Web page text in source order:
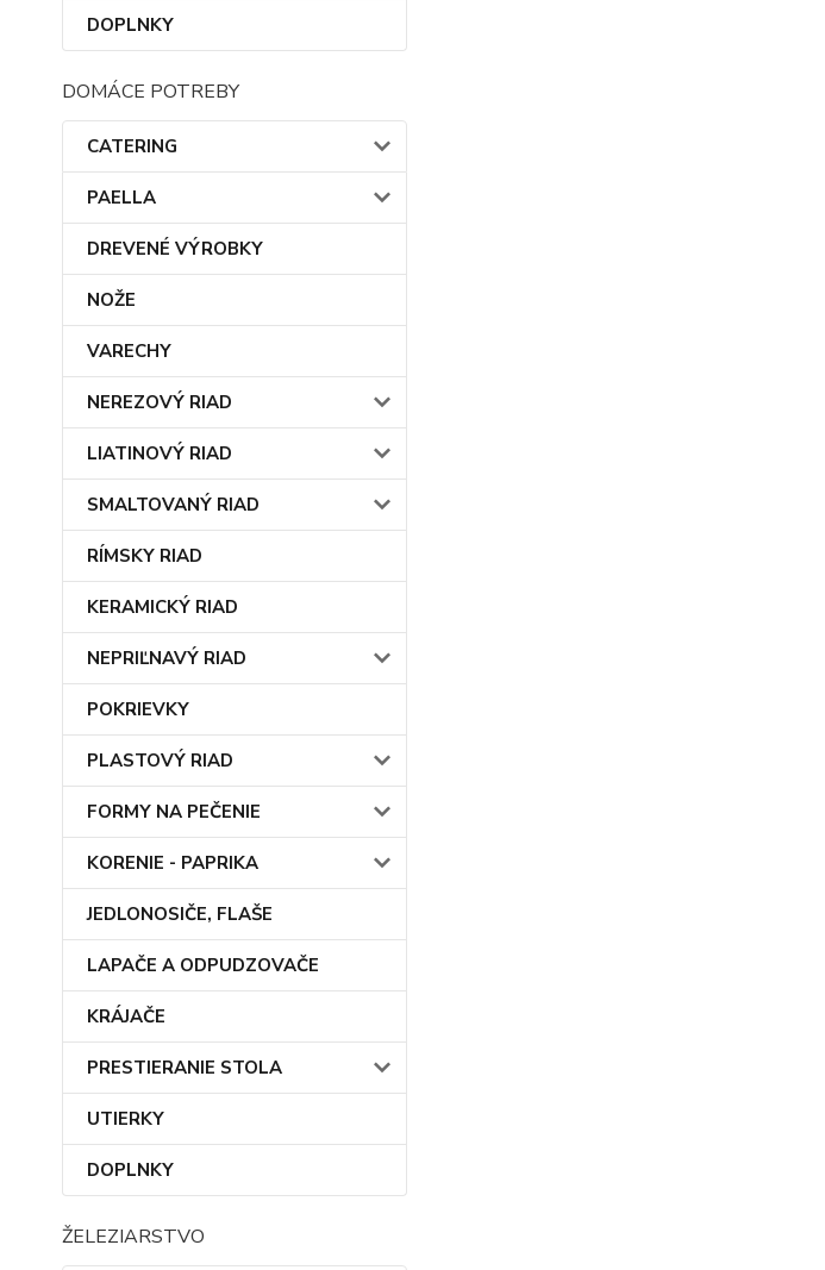
DOPLNKY
DOMÁCE POTREBY
CATERING
PAELLA
DREVENÉ VÝROBKY
NOŽE
VARECHY
NEREZOVÝ RIAD
LIATINOVÝ RIAD
SMALTOVANÝ RIAD
RÍMSKY RIAD
KERAMICKÝ RIAD
NEPRIĽNAVÝ RIAD
POKRIEVKY
PLASTOVÝ RIAD
FORMY NA PEČENIE
KORENIE - PAPRIKA
JEDLONOSIČE, FLAŠE
LAPAČE A ODPUDZOVAČE
KRÁJAČE
PRESTIERANIE STOLA
UTIERKY
DOPLNKY
ŽELEZIARSTVO